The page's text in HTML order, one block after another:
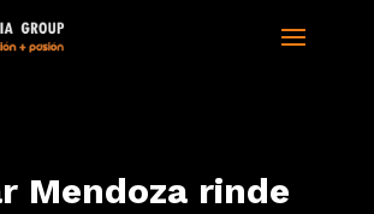
Mendoza rinde